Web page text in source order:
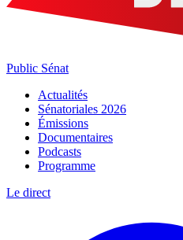
Public Sénat
Actualités
Sénatoriales 2026
Émissions
Documentaires
Podcasts
Programme
Le direct